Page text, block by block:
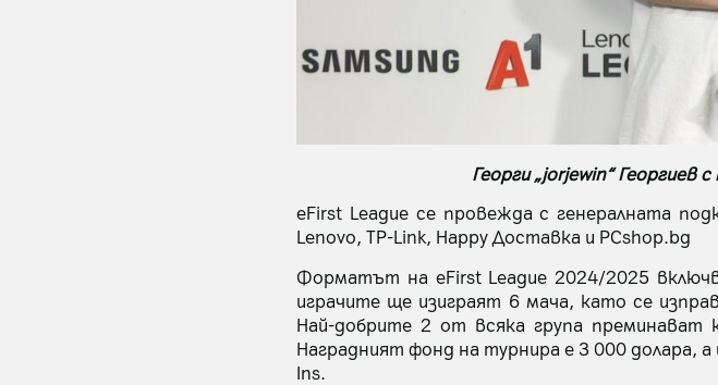
Георги „jorjewin“
eFirst League се провежда с генералната
Lenovo, TP-Link, Happy Доставка и PCshop.bg
Форматът на eFirst League 2024/2025
играчите ще изиграят 6 мача, като се
Най-добрите 2 от всяка група преминават
Наградният фонд на турнира е 3 000 долара, а
Ins.